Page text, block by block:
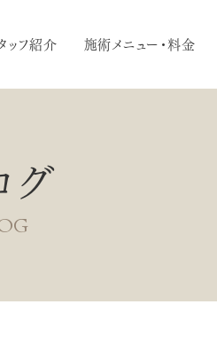
ッフ紹介 施術メニュー・料金
グ